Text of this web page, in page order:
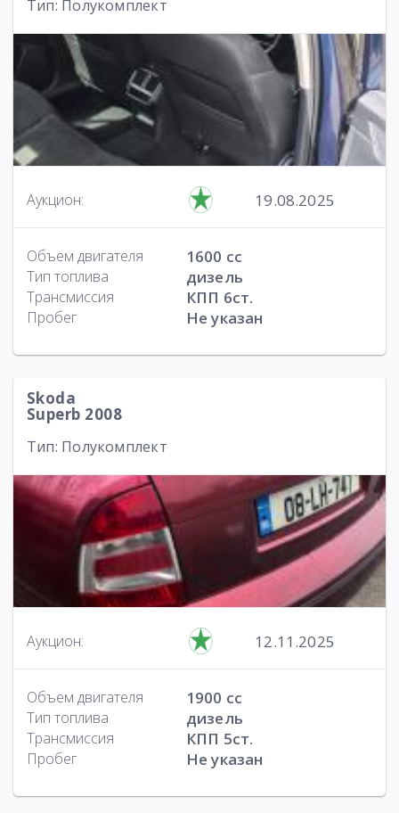
Тип: Полукомплект
Аукцион: 19.08.2025
Объем двигателя 1600 cc
Тип топлива дизель
Трансмиссия КПП 6ст.
Пробег Не указан
Skoda
Superb 2008
Тип: Полукомплект
Аукцион: 12.11.2025
Объем двигателя 1900 cc
Тип топлива дизель
Трансмиссия КПП 5ст.
Пробег Не указан